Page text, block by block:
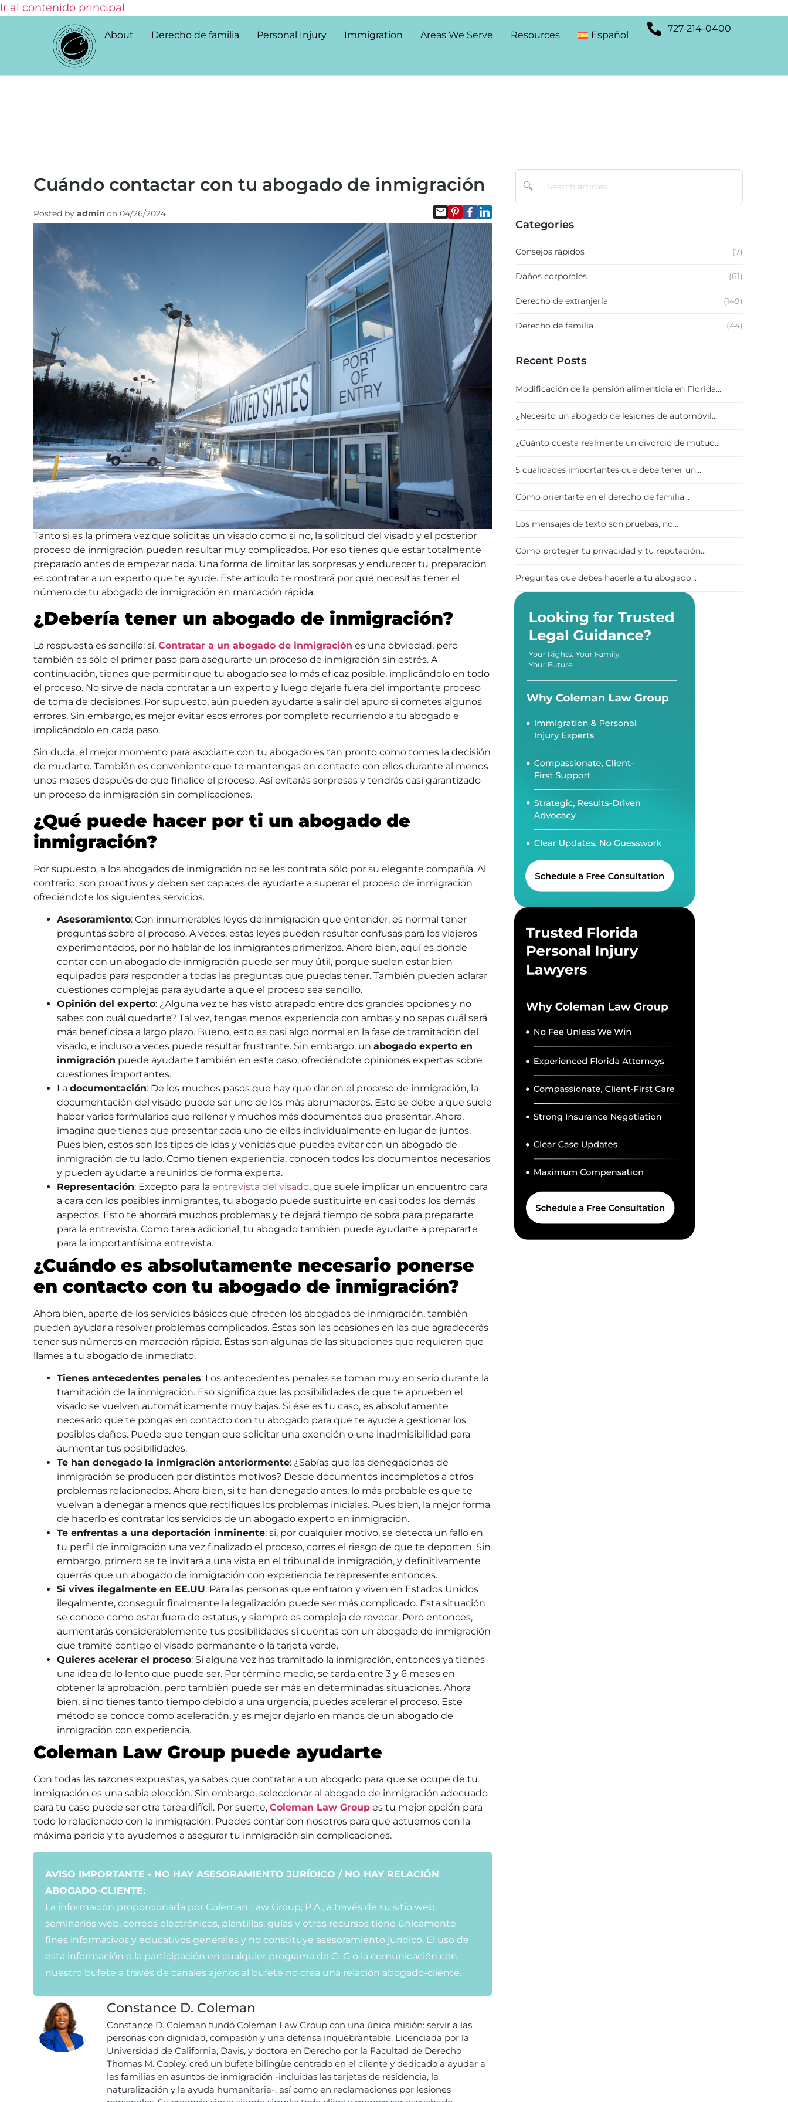
Ir al contenido principal
About Derecho de familia Personal Injury Immigration Areas We Serve Resources Español
727-214-0400
Cuándo contactar con tu abogado de inmigración
Posted by admin,on 04/26/2024
Tanto si es la primera vez que solicitas un visado como si no, la solicitud del visado y el posterior
proceso de inmigración pueden resultar muy complicados. Por eso tienes que estar totalmente
preparado antes de empezar nada. Una forma de limitar las sorpresas y endurecer tu preparación
es contratar a un experto que te ayude. Este artículo te mostrará por qué necesitas tener el
número de tu abogado de inmigración en marcación rápida.
¿Debería tener un abogado de inmigración?
La respuesta es sencilla: sí. Contratar a un abogado de inmigración es una obviedad, pero
también es sólo el primer paso para asegurarte un proceso de inmigración sin estrés. A
continuación, tienes que permitir que tu abogado sea lo más eficaz posible, implicándolo en todo
el proceso. No sirve de nada contratar a un experto y luego dejarle fuera del importante proceso
de toma de decisiones. Por supuesto, aún pueden ayudarte a salir del apuro si cometes algunos
errores. Sin embargo, es mejor evitar esos errores por completo recurriendo a tu abogado e
implicándolo en cada paso.
Sin duda, el mejor momento para asociarte con tu abogado es tan pronto como tomes la decisión
de mudarte. También es conveniente que te mantengas en contacto con ellos durante al menos
unos meses después de que finalice el proceso. Así evitarás sorpresas y tendrás casi garantizado
un proceso de inmigración sin complicaciones.
¿Qué puede hacer por ti un abogado de
inmigración?
Por supuesto, a los abogados de inmigración no se les contrata sólo por su elegante compañía. Al
contrario, son proactivos y deben ser capaces de ayudarte a superar el proceso de inmigración
ofreciéndote los siguientes servicios.
Asesoramiento: Con innumerables leyes de inmigración que entender, es normal tener
preguntas sobre el proceso. A veces, estas leyes pueden resultar confusas para los viajeros
experimentados, por no hablar de los inmigrantes primerizos. Ahora bien, aquí es donde
contar con un abogado de inmigración puede ser muy útil, porque suelen estar bien
equipados para responder a todas las preguntas que puedas tener. También pueden aclarar
cuestiones complejas para ayudarte a que el proceso sea sencillo.
Opinión del experto: ¿Alguna vez te has visto atrapado entre dos grandes opciones y no
sabes con cuál quedarte? Tal vez, tengas menos experiencia con ambas y no sepas cuál será
más beneficiosa a largo plazo. Bueno, esto es casi algo normal en la fase de tramitación del
visado, e incluso a veces puede resultar frustrante. Sin embargo, un abogado experto en
inmigración puede ayudarte también en este caso, ofreciéndote opiniones expertas sobre
cuestiones importantes.
La documentación: De los muchos pasos que hay que dar en el proceso de inmigración, la
documentación del visado puede ser uno de los más abrumadores. Esto se debe a que suele
haber varios formularios que rellenar y muchos más documentos que presentar. Ahora,
imagina que tienes que presentar cada uno de ellos individualmente en lugar de juntos.
Pues bien, estos son los tipos de idas y venidas que puedes evitar con un abogado de
inmigración de tu lado. Como tienen experiencia, conocen todos los documentos necesarios
y pueden ayudarte a reunirlos de forma experta.
Representación: Excepto para la entrevista del visado, que suele implicar un encuentro cara
a cara con los posibles inmigrantes, tu abogado puede sustituirte en casi todos los demás
aspectos. Esto te ahorrará muchos problemas y te dejará tiempo de sobra para prepararte
para la entrevista. Como tarea adicional, tu abogado también puede ayudarte a prepararte
para la importantísima entrevista.
¿Cuándo es absolutamente necesario ponerse
en contacto con tu abogado de inmigración?
Ahora bien, aparte de los servicios básicos que ofrecen los abogados de inmigración, también
pueden ayudar a resolver problemas complicados. Éstas son las ocasiones en las que agradecerás
tener sus números en marcación rápida. Éstas son algunas de las situaciones que requieren que
llames a tu abogado de inmediato.
Tienes antecedentes penales: Los antecedentes penales se toman muy en serio durante la
tramitación de la inmigración. Eso significa que las posibilidades de que te aprueben el
visado se vuelven automáticamente muy bajas. Si ése es tu caso, es absolutamente
necesario que te pongas en contacto con tu abogado para que te ayude a gestionar los
posibles daños. Puede que tengan que solicitar una exención o una inadmisibilidad para
aumentar tus posibilidades.
Te han denegado la inmigración anteriormente: ¿Sabías que las denegaciones de
inmigración se producen por distintos motivos? Desde documentos incompletos a otros
problemas relacionados. Ahora bien, si te han denegado antes, lo más probable es que te
vuelvan a denegar a menos que rectifiques los problemas iniciales. Pues bien, la mejor forma
de hacerlo es contratar los servicios de un abogado experto en inmigración.
Te enfrentas a una deportación inminente: si, por cualquier motivo, se detecta un fallo en
tu perfil de inmigración una vez finalizado el proceso, corres el riesgo de que te deporten. Sin
embargo, primero se te invitará a una vista en el tribunal de inmigración, y definitivamente
querrás que un abogado de inmigración con experiencia te represente entonces.
Si vives ilegalmente en EE.UU: Para las personas que entraron y viven en Estados Unidos
ilegalmente, conseguir finalmente la legalización puede ser más complicado. Esta situación
se conoce como estar fuera de estatus, y siempre es compleja de revocar. Pero entonces,
aumentarás considerablemente tus posibilidades si cuentas con un abogado de inmigración
que tramite contigo el visado permanente o la tarjeta verde.
Quieres acelerar el proceso: Si alguna vez has tramitado la inmigración, entonces ya tienes
una idea de lo lento que puede ser. Por término medio, se tarda entre 3 y 6 meses en
obtener la aprobación, pero también puede ser más en determinadas situaciones. Ahora
bien, si no tienes tanto tiempo debido a una urgencia, puedes acelerar el proceso. Este
método se conoce como aceleración, y es mejor dejarlo en manos de un abogado de
inmigración con experiencia.
Coleman Law Group puede ayudarte
Con todas las razones expuestas, ya sabes que contratar a un abogado para que se ocupe de tu
inmigración es una sabia elección. Sin embargo, seleccionar al abogado de inmigración adecuado
para tu caso puede ser otra tarea difícil. Por suerte, Coleman Law Group es tu mejor opción para
todo lo relacionado con la inmigración. Puedes contar con nosotros para que actuemos con la
máxima pericia y te ayudemos a asegurar tu inmigración sin complicaciones.
AVISO IMPORTANTE - NO HAY ASESORAMIENTO JURÍDICO / NO HAY RELACIÓN
ABOGADO-CLIENTE:
La información proporcionada por Coleman Law Group, P.A., a través de su sitio web,
seminarios web, correos electrónicos, plantillas, guías y otros recursos tiene únicamente
fines informativos y educativos generales y no constituye asesoramiento jurídico. El uso de
esta información o la participación en cualquier programa de CLG o la comunicación con
nuestro bufete a través de canales ajenos al bufete no crea una relación abogado-cliente.
Constance D. Coleman
Constance D. Coleman fundó Coleman Law Group con una única misión: servir a las
personas con dignidad, compasión y una defensa inquebrantable. Licenciada por la
Universidad de California, Davis, y doctora en Derecho por la Facultad de Derecho
Thomas M. Cooley, creó un bufete bilingüe centrado en el cliente y dedicado a ayudar a
las familias en asuntos de inmigración -incluidas las tarjetas de residencia, la
naturalización y la ayuda humanitaria-, así como en reclamaciones por lesiones
🔍
Categories
Consejos rápidos (7)
Daños corporales (61)
Derecho de extranjería (149)
Derecho de familia (44)
Recent Posts
Modificación de la pensión alimenticia en Florida...
¿Necesito un abogado de lesiones de automóvil...
¿Cuánto cuesta realmente un divorcio de mutuo...
5 cualidades importantes que debe tener un...
Cómo orientarte en el derecho de familia...
Los mensajes de texto son pruebas, no...
Cómo proteger tu privacidad y tu reputación...
Preguntas que debes hacerle a tu abogado...